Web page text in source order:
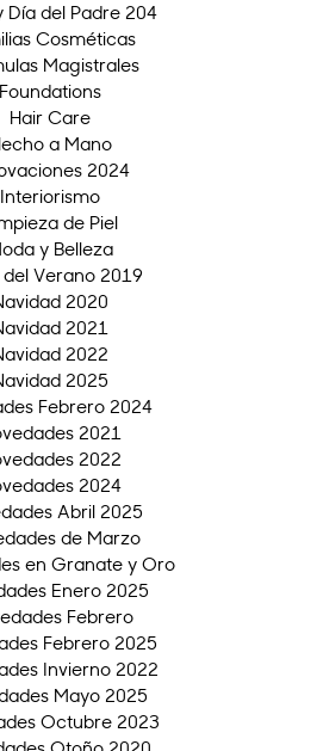
Día del Padre 204
Cosméticas
Magistrales
Foundations
Hair Care
a Mano
2024
Interiorismo
de Piel
y Belleza
del Verano 2019
2020
2021
2022
2025
Febrero 2024
2021
2022
2024
Abril 2025
de Marzo
en Granate y Oro
Enero 2025
Febrero
Febrero 2025
Invierno 2022
Mayo 2025
Octubre 2023